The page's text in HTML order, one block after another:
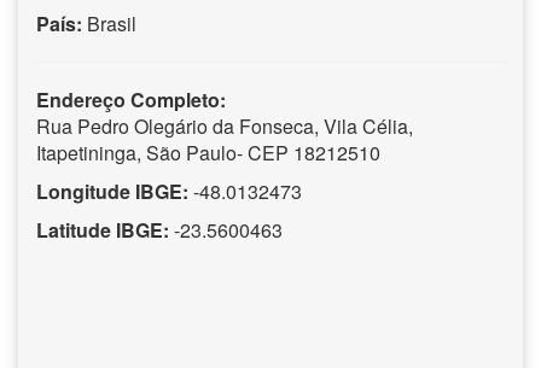
País: Brasil
Endereço Completo:
Rua Pedro Olegário da Fonseca, Vila Célia,
Itapetininga, São Paulo- CEP 18212510
Longitude IBGE: -48.0132473
Latitude IBGE: -23.5600463